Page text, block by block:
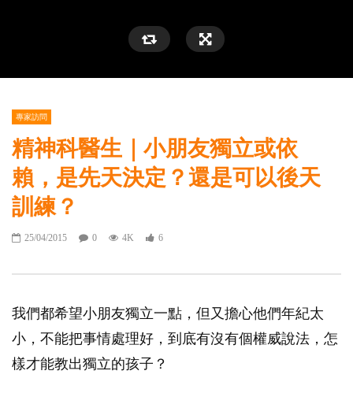
專家訪問
精神科醫生｜小朋友獨立或依
賴，是先天決定？還是可以後天
訓練？
25/04/2015 0 4K 6
我們都希望小朋友獨立一點，但又擔心他們年紀太
小，不能把事情處理好，到底有沒有個權威說法，怎
樣才能教出獨立的孩子？